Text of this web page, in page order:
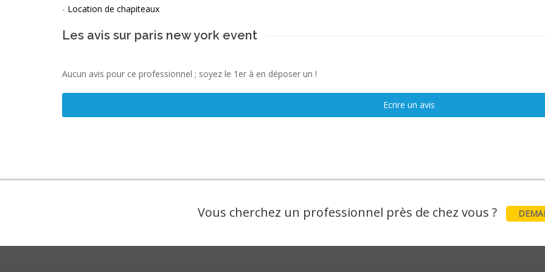
- Location de chapiteaux
Les avis sur paris new york event
Aucun avis pour ce professionnel ; soyez le 1er à en déposer un !
Ecrire un avis
Vous cherchez un professionnel près de chez vous ?